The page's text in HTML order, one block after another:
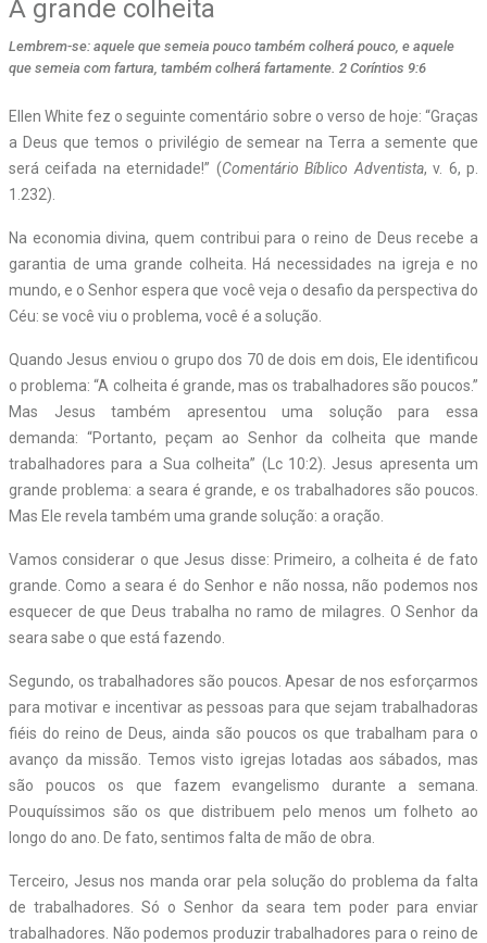
A grande colheita
Lembrem-se: aquele que semeia pouco também colherá pouco, e aquele
que semeia com fartura, também colherá fartamente. 2 Coríntios 9:6
Ellen White fez o seguinte comentário sobre o verso de hoje: “Graças
a Deus que temos o privilégio de semear na Terra a semente que
será ceifada na eternidade!” (Comentário Bíblico Adventista, v. 6, p.
1.232).
Na economia divina, quem contribui para o reino de Deus recebe a
garantia de uma grande colheita. Há necessidades na igreja e no
mundo, e o Senhor espera que você veja o desafio da perspectiva do
Céu: se você viu o problema, você é a solução.
Quando Jesus enviou o grupo dos 70 de dois em dois, Ele identificou
o problema:“A colheita é grande, mas os trabalhadores são poucos.”
Mas Jesus também apresentou uma solução para essa
demanda: “Portanto, peçam ao Senhor da colheita que mande
trabalhadores para a Sua colheita” (Lc 10:2). Jesus apresenta um
grande problema: a seara é grande, e os trabalhadores são poucos.
Mas Ele revela também uma grande solução: a oração.
Vamos considerar o que Jesus disse: Primeiro, a colheita é de fato
grande. Como a seara é do Senhor e não nossa, não podemos nos
esquecer de que Deus trabalha no ramo de milagres. O Senhor da
seara sabe o que está fazendo.
Segundo, os trabalhadores são poucos. Apesar de nos esforçarmos
para motivar e incentivar as pessoas para que sejam trabalhadoras
fiéis do reino de Deus, ainda são poucos os que trabalham para o
avanço da missão. Temos visto igrejas lotadas aos sábados, mas
são poucos os que fazem evangelismo durante a semana.
Pouquíssimos são os que distribuem pelo menos um folheto ao
longo do ano. De fato, sentimos falta de mão de obra.
Terceiro, Jesus nos manda orar pela solução do problema da falta
de trabalhadores. Só o Senhor da seara tem poder para enviar
trabalhadores. Não podemos produzir trabalhadores para o reino de